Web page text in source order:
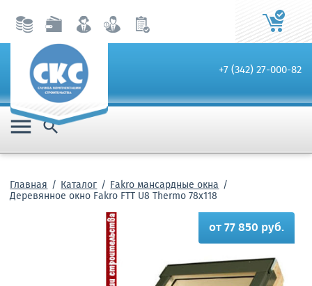
+7 (342) 27-000-82
 
Главная Каталог Fakro мансардные окна
Деревянное окно Fakro FTT U8 Thermo 78х118
от 77 850 руб.